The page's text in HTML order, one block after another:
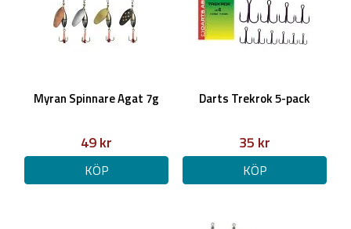
Myran Spinnare Agat 7g
49 kr
KÖP
Darts Trekrok 5-pack
35 kr
KÖP